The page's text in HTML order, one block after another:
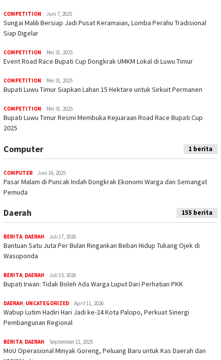
COMPETITION Juni 7, 2025
Sungai Malili Bersiap Jadi Pusat Keramaian, Lomba Perahu Tradisional
Siap Digelar
COMPETITION Mei 31, 2025
Event Road Race Bupati Cup Dongkrak UMKM Lokal di Luwu Timur
COMPETITION Mei 31, 2025
Bupati Luwu Timur Siapkan Lahan 15 Hektare untuk Sirkuit Permanen
COMPETITION Mei 31, 2025
Bupati Luwu Timur Resmi Membuka Kejuaraan Road Race Bupati Cup
2025
Computer 1 berita
COMPUTER Juni 16, 2025
Pasar Malam di Puncak Indah Dongkrak Ekonomi Warga dan Semangat
Pemuda
Daerah 155 berita
BERITA, DAERAH Juli 17, 2026
Bantuan Satu Juta Per Bulan Ringankan Beban Hidup Tukang Ojek di
Wasuponda
BERITA, DAERAH Juli 15, 2026
Bupati Irwan: Tidak Boleh Ada Warga Luput Dari Perhatian PKK
DAERAH, UNCATEGORIZED April 11, 2026
Wabup Lutim Hadiri Hari Jadi ke-24 Kota Palopo, Perkuat Sinergi
Pembangunan Regional
BERITA, DAERAH September 11, 2025
MoU Operasional Minyak Goreng, Peluang Baru untuk Kas Daerah dan